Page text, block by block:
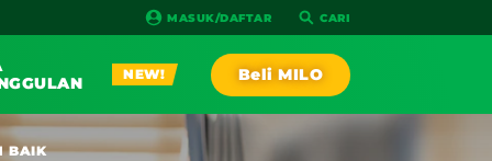
MASUK/DAFTAR CARI
PLAY!
NEW! Beli MILO
BAIK